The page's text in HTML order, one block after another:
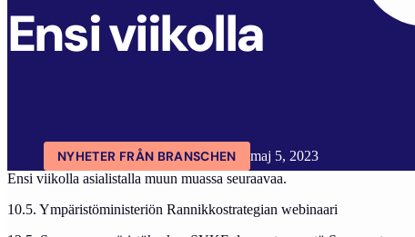
Ensi viikolla
NYHETER FRÅN BRANSCHEN
maj 5, 2023
Ensi viikolla asialistalla muun muassa seuraavaa.
10.5. Ympäristöministeriön Rannikkostrategian webinaari